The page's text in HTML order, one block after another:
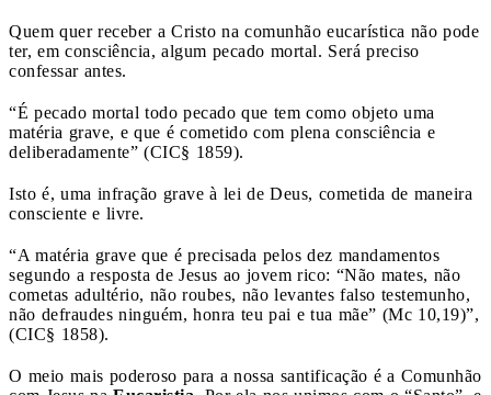
Quem quer receber a Cristo na comunhão eucarística não pode
ter, em consciência, algum pecado mortal. Será preciso
confessar antes.
“É pecado mortal todo pecado que tem como objeto uma
matéria grave, e que é cometido com plena consciência e
deliberadamente” (CIC§ 1859).
Isto é, uma infração grave à lei de Deus, cometida de maneira
consciente e livre.
“A matéria grave que é precisada pelos dez mandamentos
segundo a resposta de Jesus ao jovem rico: “Não mates, não
cometas adultério, não roubes, não levantes falso testemunho,
não defraudes ninguém, honra teu pai e tua mãe” (Mc 10,19)”,
(CIC§ 1858).
O meio mais poderoso para a nossa santificação é a Comunhão